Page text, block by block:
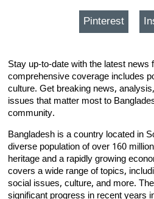
Pinterest
Stay up-to-date with the latest news
comprehensive coverage includes
culture. Get breaking news,
issues that matter most to
community.
Bangladesh is a country located in
diverse population of over 160
heritage and a rapidly growing
covers a wide range of topics,
social issues, culture, and more.
significant progress in recent years